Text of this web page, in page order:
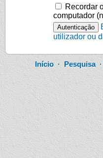
Recordar
computador
utilizador ou
Início· Pesquisa